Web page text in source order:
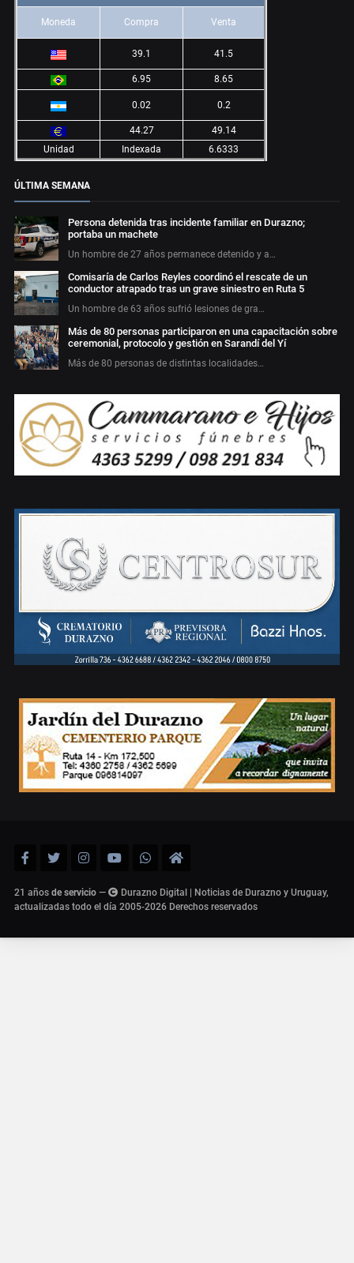
Moneda Compra Venta
39.1 41.5
6.95 8.65
0.02 0.2
44.27
49.14
Unidad
Indexada 6.6333
ÚLTIMA SEMANA
Persona detenida tras incidente familiar en Durazno;
portaba un machete
Un hombre de 27 años permanece detenido y a…
Comisaría de Carlos Reyles coordinó el rescate de un
conductor atrapado tras un grave siniestro en Ruta 5
Un hombre de 63 años sufrió lesiones de gra…
Más de 80 personas participaron en una capacitación sobre
ceremonial, protocolo y gestión en Sarandí del Yí
Más de 80 personas de distintas localidades…
21 años de servicio —
Durazno Digital | Noticias de Durazno y Uruguay,
actualizadas todo el día 2005-2026 Derechos reservados